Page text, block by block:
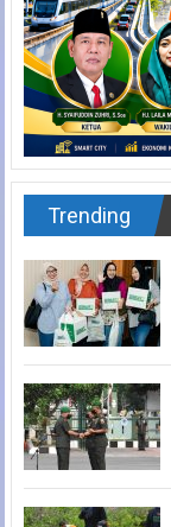
Trending